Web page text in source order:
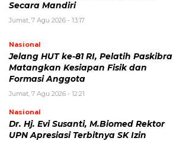
Secara Mandiri
Jumat, 7 Agu 2026 - 13:17
Nasional
Jelang HUT ke-81 RI, Pelatih Paskibra
Matangkan Kesiapan Fisik dan
Formasi Anggota
Jumat, 7 Agu 2026 - 12:21
Nasional
Dr. Hj. Evi Susanti, M.Biomed Rektor
UPN Apresiasi Terbitnya SK Izin